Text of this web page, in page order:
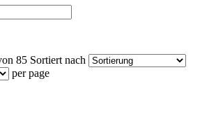
85 Sortiert nach
per page